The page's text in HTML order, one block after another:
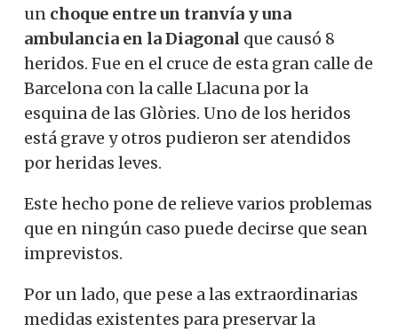
un choque entre un tranvía y una
ambulancia en la Diagonal que causó 8
heridos. Fue en el cruce de esta gran calle de
Barcelona con la calle Llacuna por la
esquina de las Glòries. Uno de los heridos
está grave y otros pudieron ser atendidos
por heridas leves.
Este hecho pone de relieve varios problemas
que en ningún caso puede decirse que sean
imprevistos.
Por un lado, que pese a las extraordinarias
medidas existentes para preservar la